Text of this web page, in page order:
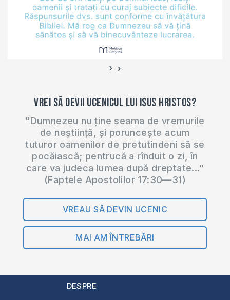
‹ ›
Vrei să devii ucenicul lui Isus Hristos?
"Dumnezeu nu ține seama de vremurile
de neștiință, și poruncește acum
tuturor oamenilor de pretutindeni să se
pocăiască; pentrucă a rînduit o zi, în
care va judeca lumea după dreptate..."
(Faptele Apostolilor 17:30—31)
VREAU SĂ DEVIN UCENIC
MAI AM ÎNTREBĂRI
DESPRE